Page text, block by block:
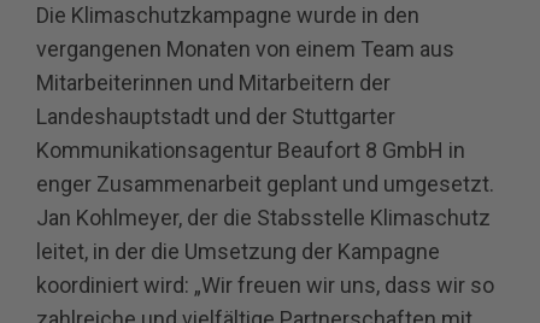
Die Klimaschutzkampagne wurde in den
vergangenen Monaten von einem Team aus
Mitarbeiterinnen und Mitarbeitern der
Landeshauptstadt und der Stuttgarter
Kommunikationsagentur Beaufort 8 GmbH in
enger Zusammenarbeit geplant und umgesetzt.
Jan Kohlmeyer, der die Stabsstelle Klimaschutz
leitet, in der die Umsetzung der Kampagne
koordiniert wird: „Wir freuen wir uns, dass wir so